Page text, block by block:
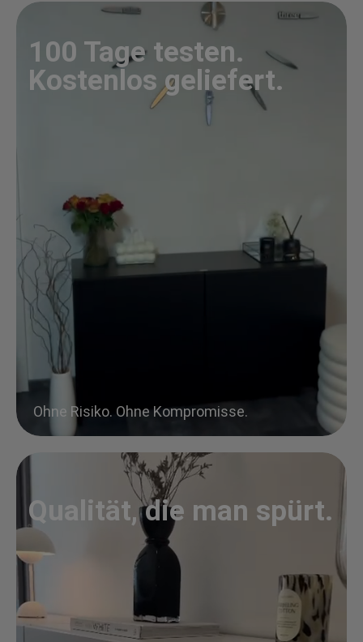
100 Tage testen.
Kostenlos geliefert.
Ohne Risiko. Ohne Kompromisse.
Qualität, die man spürt.